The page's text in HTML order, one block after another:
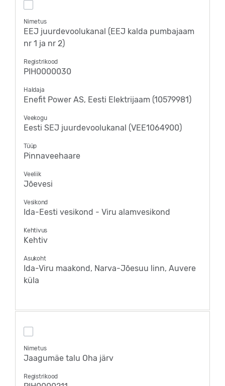
Nimetus
EEJ juurdevoolukanal (EEJ kalda pumbajaam
nr 1 ja nr 2)
Registrikood
PIH0000030
Haldaja
Enefit Power AS, Eesti Elektrijaam (10579981)
Veekogu
Eesti SEJ juurdevoolukanal (VEE1064900)
Tüüp
Pinnaveehaare
Veeliik
Jõevesi
Vesikond
Ida-Eesti vesikond - Viru alamvesikond
Kehtivus
Kehtiv
Asukoht
Ida-Viru maakond, Narva-Jõesuu linn, Auvere
küla
Nimetus
Jaagumäe talu Oha järv
Registrikood